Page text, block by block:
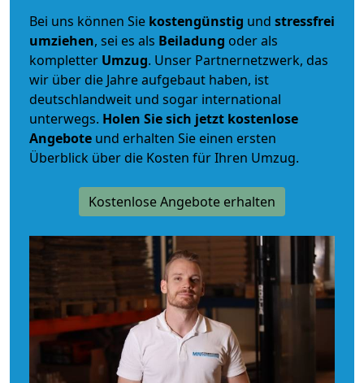
Bei uns können Sie kostengünstig und stressfrei
umziehen, sei es als Beiladung oder als
kompletter Umzug. Unser Partnernetzwerk, das
wir über die Jahre aufgebaut haben, ist
deutschlandweit und sogar international
unterwegs. Holen Sie sich jetzt kostenlose
Angebote und erhalten Sie einen ersten
Überblick über die Kosten für Ihren Umzug.
Kostenlose Angebote erhalten